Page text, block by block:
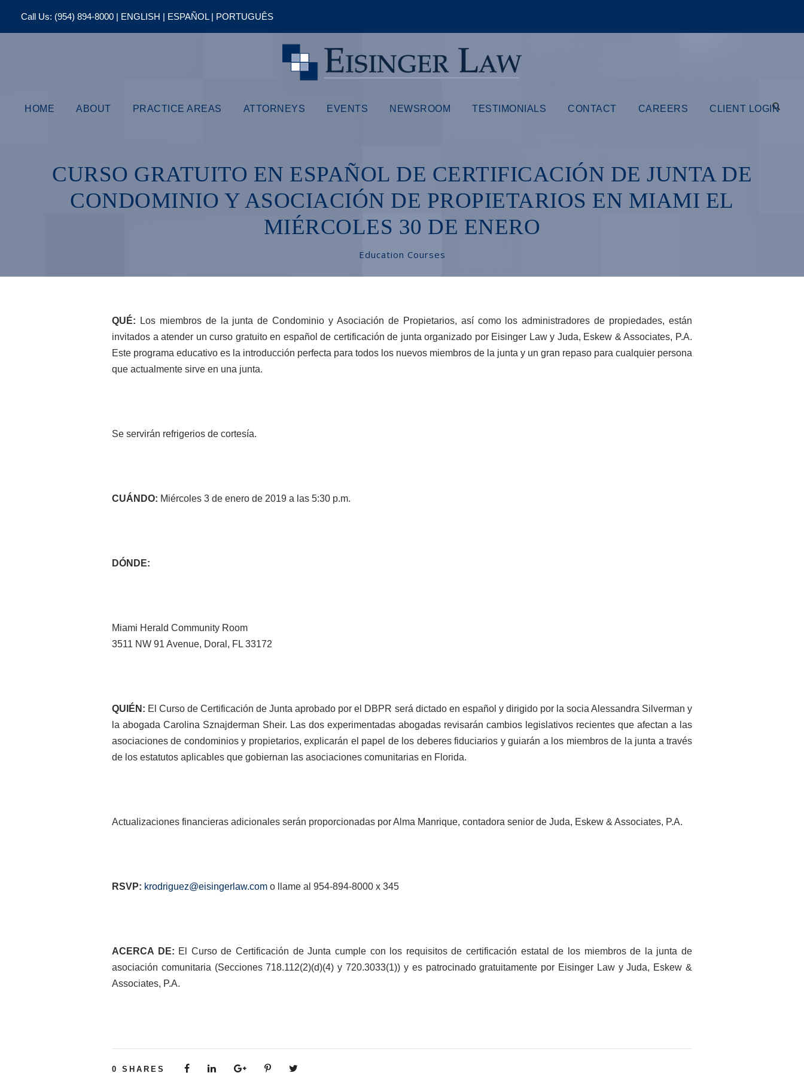
Call Us: (954) 894-8000 | ENGLISH | ESPAÑOL | PORTUGUÊS
HOME ABOUT PRACTICE AREAS ATTORNEYS EVENTS NEWSROOM TESTIMONIALS CONTACT CAREERS CLIENT LOGIN
CURSO GRATUITO EN ESPAÑOL DE CERTIFICACIÓN DE JUNTA DE
CONDOMINIO Y ASOCIACIÓN DE PROPIETARIOS EN MIAMI EL
MIÉRCOLES 30 DE ENERO
Education Courses
QUÉ:
Los miembros de la junta de Condominio y Asociación de Propietarios, así como los administradores de propiedades, están
invitados a atender un curso gratuito en español de certificación de junta organizado por Eisinger Law y Juda, Eskew & Associates, P.A.
Este programa educativo es la introducción perfecta para todos los nuevos miembros de la junta y un gran repaso para cualquier persona
que actualmente sirve en una junta.
Se servirán refrigerios de cortesía.
CUÁNDO: Miércoles 3 de enero de 2019 a las 5:30 p.m.
DÓNDE:
Miami Herald Community Room
3511 NW 91 Avenue, Doral, FL 33172
QUIÉN: El Curso de Certificación de Junta aprobado por el DBPR será dictado en español y dirigido por la socia Alessandra Silverman y
la abogada Carolina Sznajderman Sheir. Las dos experimentadas abogadas revisarán cambios legislativos recientes que afectan a las
asociaciones de condominios y propietarios, explicarán el papel de los deberes fiduciarios y guiarán a los miembros de la junta a través
de los estatutos aplicables que gobiernan las asociaciones comunitarias en Florida.
Actualizaciones financieras adicionales serán proporcionadas por Alma Manrique, contadora senior de Juda, Eskew & Associates, P.A.
RSVP: krodriguez@eisingerlaw.com o llame al 954-894-8000 x 345
ACERCA DE: El Curso de Certificación de Junta cumple con los requisitos de certificación estatal de los miembros de la junta de
asociación comunitaria (Secciones 718.112(2)(d)(4) y 720.3033(1)) y es patrocinado gratuitamente por Eisinger Law y Juda, Eskew &
Associates, P.A.
0 SHARES